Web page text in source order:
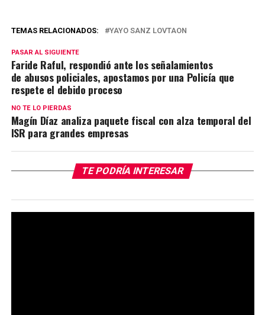
TEMAS RELACIONADOS: YAYO SANZ LOVTAON
PASAR AL SIGUIENTE
Faride Raful, respondió ante los señalamientos
de abusos policiales, apostamos por una Policía que
respete el debido proceso
NO TE LO PIERDAS
Magín Díaz analiza paquete fiscal con alza temporal del
ISR para grandes empresas
TE PODRÍA INTERESAR